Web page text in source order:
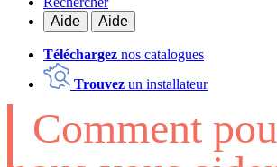
Aide
Aide
Téléchargez nos catalogues
Trouvez un installateur
Comment